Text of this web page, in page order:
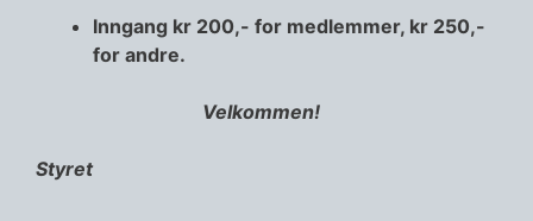
Inngang kr 200,- for medlemmer, kr 250,-
for andre.
Velkommen!
Styret